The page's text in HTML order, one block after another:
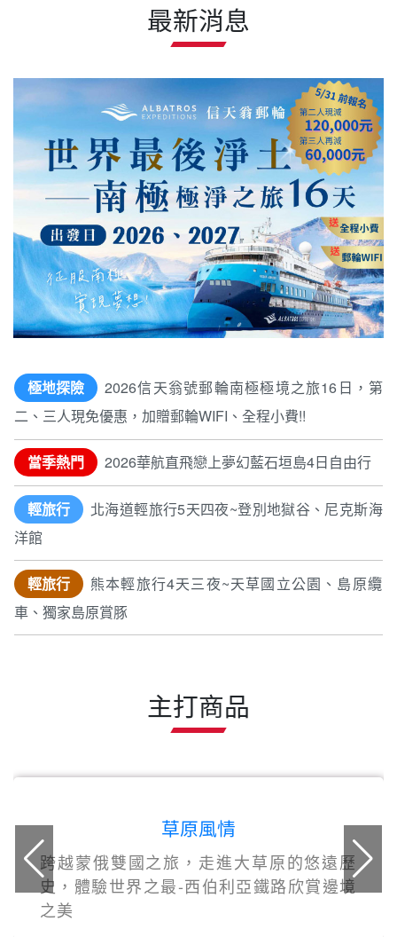
最新消息
極地探險
2026信天翁號郵輪南極極境之旅16日，第
二、三人現免優惠，加贈郵輪WIFI、全程小費!!
當季熱門 2026華航直飛戀上夢幻藍石垣島4日自由行
輕旅行
北海道輕旅行5天四夜~登別地獄谷、尼克斯海
洋館
輕旅行
熊本輕旅行4天三夜~天草國立公園、島原纜
車、獨家島原賞豚
主打商品
草原風情
跨越蒙俄雙國之旅，走進大草原的悠遠歷
史，體驗世界之最-西伯利亞鐵路欣賞邊境
之美